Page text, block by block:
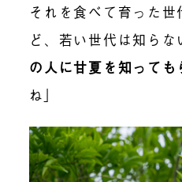
それを食べて育った
ど、若い世代は知らな
の人に甘夏を知っても
ね」